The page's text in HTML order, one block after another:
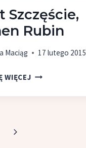
Szczęście,
Rubin
Maciąg 17 lutego 2015
WIĘCEJPROJEKT
Następna